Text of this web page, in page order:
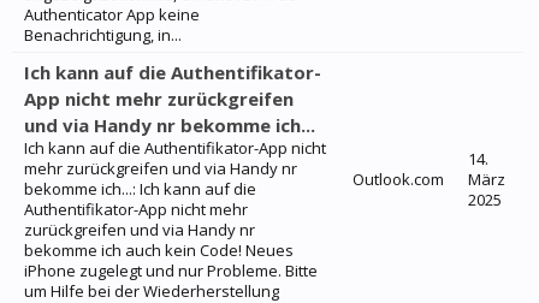
Authenticator App keine
Benachrichtigung, in...
Ich kann auf die Authentifikator-
App nicht mehr zurückgreifen
und via Handy nr bekomme ich...
Ich kann auf die Authentifikator-App nicht
mehr zurückgreifen und via Handy nr
bekomme ich...: Ich kann auf die
Authentifikator-App nicht mehr
zurückgreifen und via Handy nr
bekomme ich auch kein Code! Neues
iPhone zugelegt und nur Probleme. Bitte
um Hilfe bei der Wiederherstellung
Outlook.com
14.
März
2025